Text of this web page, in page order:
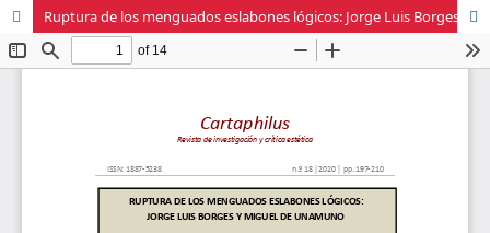
Ruptura de los menguados eslabones lógicos: Jorge Luis Borges y Miguel de Unamuno